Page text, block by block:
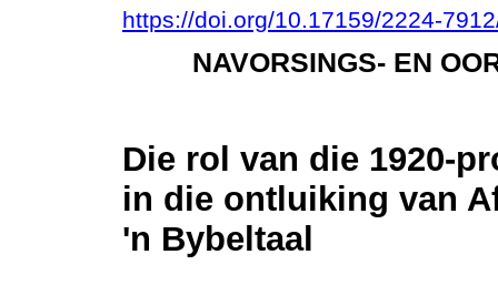
https://doi.org/10.17159/2224-
NAVORSINGS- EN
Die rol van die 1920-
in die ontluiking van
'n Bybeltaal